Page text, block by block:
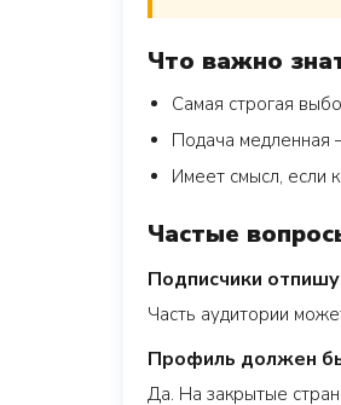
Что важно
Самая строгая
Подача медленная
Имеет смысл, если
Частые
Подписчики
Часть аудитории
Профиль должен
Да. На закрытые